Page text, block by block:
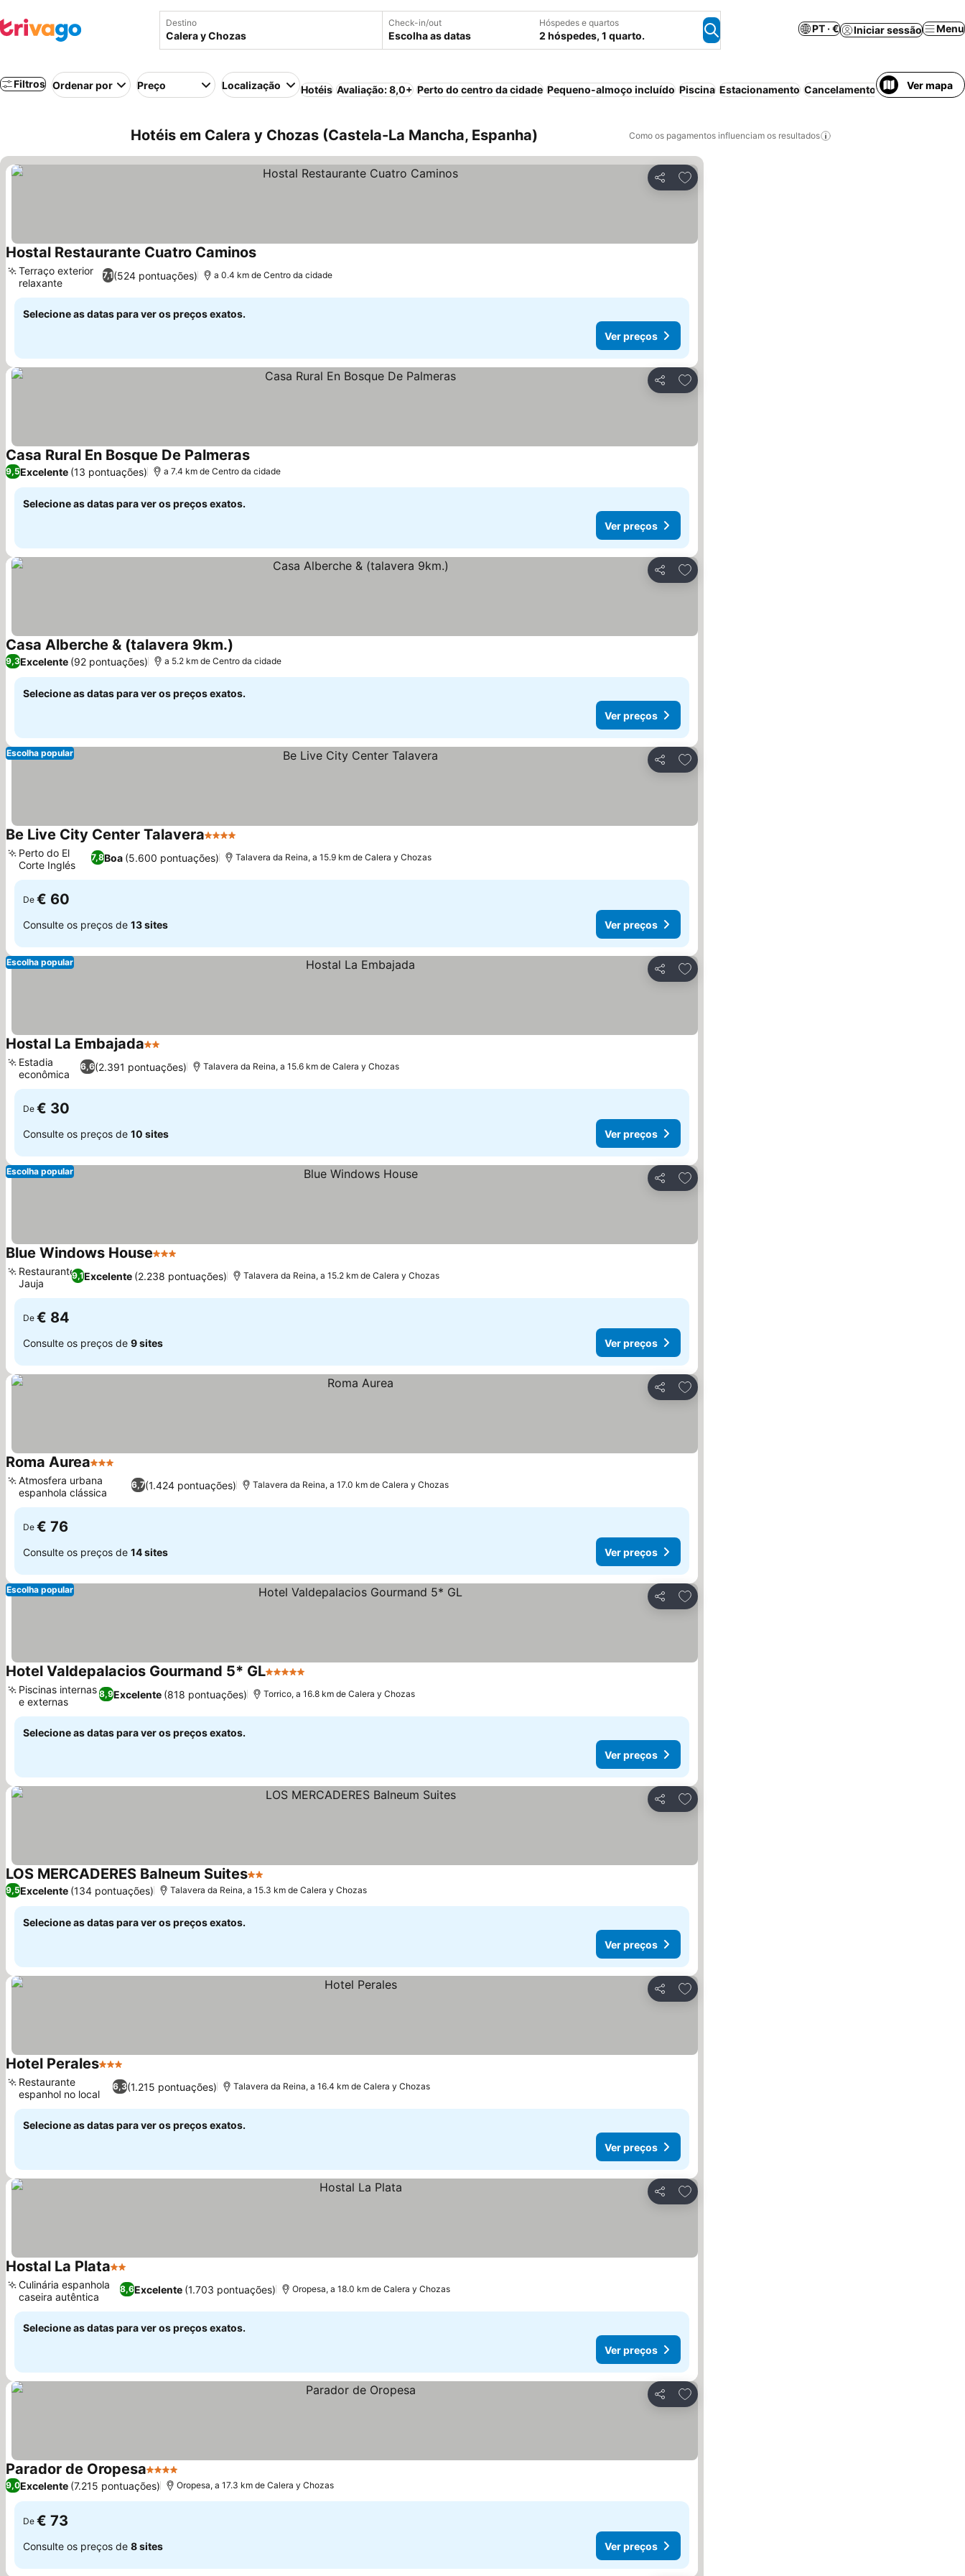
Destino Check-in/out
Escolha as datas
Hóspedes e quartos
2 hóspedes, 1 quarto.
PT · € Iniciar sessão Menu
Filtros Ordenar por Preço Localização Hotéis Avaliação: 8,0+ Perto do centro da cidade Pequeno-almoço incluído Piscina Estacionamento Cancelamento gratuitoVer mapa
Hotéis em Calera y Chozas (Castela-La Mancha, Espanha) Como os pagamentos influenciam os resultados
Partilhar
Adicionar aos favoritos
Hostal Restaurante Cuatro Caminos
7,1(524 pontuações)
Terraço exterior
relaxante
a 0.4 km de Centro da cidade
Selecione as datas para ver os preços exatos.
Ver preços
Partilhar
Adicionar aos favoritos
Casa Rural En Bosque De Palmeras
9,5Excelente (13 pontuações) a 7.4 km de Centro da cidade
Selecione as datas para ver os preços exatos.
Ver preços
Partilhar
Adicionar aos favoritos
Casa Alberche & (talavera 9km.)
9,3Excelente (92 pontuações) a 5.2 km de Centro da cidade
Selecione as datas para ver os preços exatos.
Ver preços
Partilhar
Adicionar aos favoritos
Escolha popular
Be Live City Center Talavera4 Estrelas
7,8Boa (5.600 pontuações)
Perto do El
Corte Inglés
Talavera da Reina, a 15.9 km de Calera y Chozas
De € 60
Consulte os preços de 13 sites Ver preços
Partilhar
Adicionar aos favoritos
Escolha popular
Hostal La Embajada2 Estrelas
6,6(2.391 pontuações)
Estadia
econômica
Talavera da Reina, a 15.6 km de Calera y Chozas
De € 30
Consulte os preços de 10 sites Ver preços
Partilhar
Adicionar aos favoritos
Escolha popular
Blue Windows House3 Estrelas
9,1Excelente (2.238 pontuações)
Restaurante
Jauja
Talavera da Reina, a 15.2 km de Calera y Chozas
De € 84
Consulte os preços de 9 sites Ver preços
Partilhar
Adicionar aos favoritos
Roma Aurea3 Estrelas
6,7(1.424 pontuações)
Atmosfera urbana
espanhola clássica
Talavera da Reina, a 17.0 km de Calera y Chozas
De € 76
Consulte os preços de 14 sites Ver preços
Partilhar
Adicionar aos favoritos
Escolha popular
Hotel Valdepalacios Gourmand 5* GL5 Estrelas
8,9Excelente (818 pontuações)
Piscinas internas
e externas
Torrico, a 16.8 km de Calera y Chozas
Selecione as datas para ver os preços exatos.
Ver preços
Partilhar
Adicionar aos favoritos
LOS MERCADERES Balneum Suites2 Estrelas
9,5Excelente (134 pontuações) Talavera da Reina, a 15.3 km de Calera y Chozas
Selecione as datas para ver os preços exatos.
Ver preços
Partilhar
Adicionar aos favoritos
Hotel Perales3 Estrelas
6,3(1.215 pontuações)
Restaurante
espanhol no local
Talavera da Reina, a 16.4 km de Calera y Chozas
Selecione as datas para ver os preços exatos.
Ver preços
Partilhar
Adicionar aos favoritos
Hostal La Plata2 Estrelas
8,6Excelente (1.703 pontuações)
Culinária espanhola
caseira autêntica
Oropesa, a 18.0 km de Calera y Chozas
Selecione as datas para ver os preços exatos.
Ver preços
Partilhar
Adicionar aos favoritos
Parador de Oropesa4 Estrelas
9,0Excelente (7.215 pontuações) Oropesa, a 17.3 km de Calera y Chozas
De € 73
Consulte os preços de 8 sites Ver preços